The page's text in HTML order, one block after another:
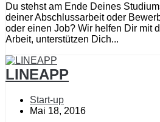
Du stehst am Ende Deines
deiner Abschlussarbeit oder
oder einen Job? Wir helfen Dir mit
Arbeit, unterstützen Dich...
LINEAPP
Start-up
Mai 18, 2016